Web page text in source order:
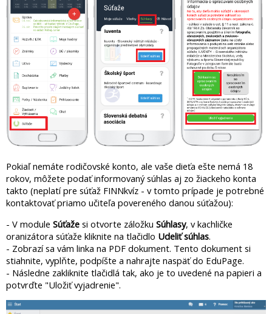
Pokiaľ nemáte rodičovské konto, ale vaše dieťa ešte nemá 18
rokov, môžete podať informovaný súhlas aj zo žiackeho konta
takto (neplatí pre súťaž FINNkvíz - v tomto prípade je potrebné
kontaktovať priamo učiteľa povereného danou súťažou):
- V module Súťaže si otvorte záložku Súhlasy, v kachličke
oranizátora súťaže kliknite na tlačidlo Udeliť súhlas.
- Zobrazí sa vám linka na PDF dokument. Tento dokument si
stiahnite, vyplňte, podpíšte a nahrajte naspäť do EduPage.
- Následne zakliknite tlačidlá tak, ako je to uvedené na papieri a
potvrďte "Uložiť vyjadrenie".